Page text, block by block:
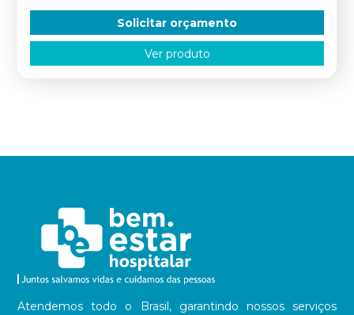
Solicitar orçamento
Ver produto
Atendemos todo o Brasil, garantindo nossos serviços